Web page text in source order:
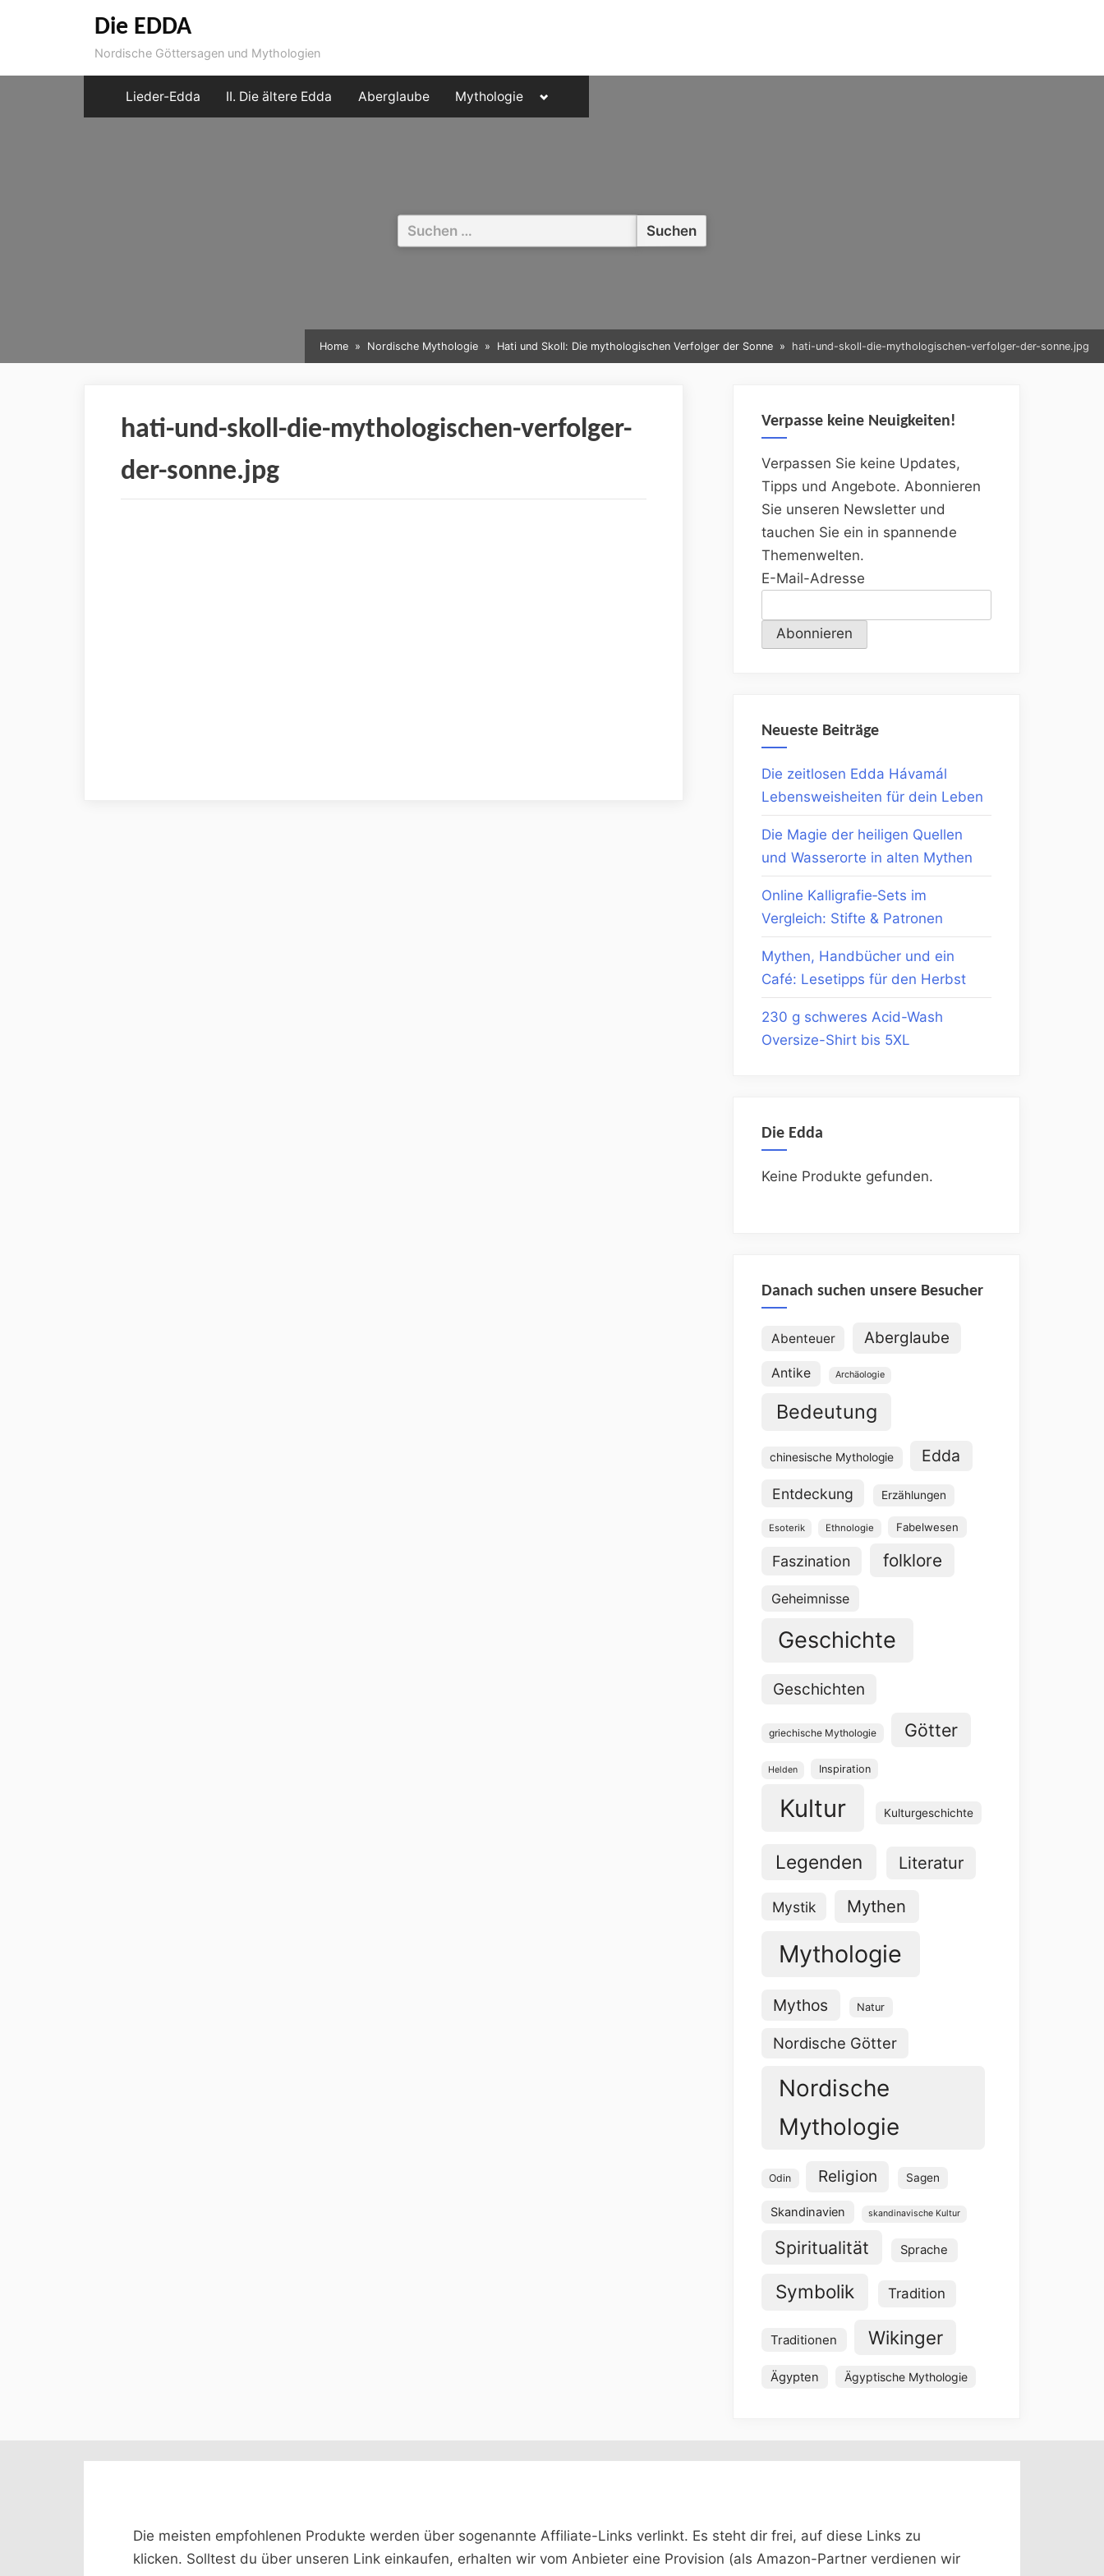
Die EDDA
Nordische Göttersagen und Mythologien
Lieder-Edda II. Die ältere Edda Aberglaube Mythologie
Toggle
menu
Suchen
nach:
Home Nordische Mythologie Hati und Skoll: Die mythologischen Verfolger der Sonne hati-und-skoll-die-mythologischen-verfolger-der-sonne.jpg
hati-und-skoll-die-mythologischen-verfolger-
der-sonne.jpg
Verpasse keine Neuigkeiten!
Verpassen Sie keine Updates,
Tipps und Angebote. Abonnieren
Sie unseren Newsletter und
tauchen Sie ein in spannende
Themenwelten.
E-Mail-Adresse
Neueste Beiträge
Die zeitlosen Edda Hávamál
Lebensweisheiten für dein Leben
Die Magie der heiligen Quellen
und Wasserorte in alten Mythen
Online Kalligrafie‑Sets im
Vergleich: Stifte & Patronen
Mythen, Handbücher und ein
Café: Lesetipps für den Herbst
230 g schweres Acid-Wash
Oversize-Shirt bis 5XL
Die Edda
Keine Produkte gefunden.
Danach suchen unsere Besucher
Abenteuer Aberglaube
Antike Archäologie
Bedeutung
chinesische Mythologie Edda
Entdeckung Erzählungen
Esoterik Ethnologie Fabelwesen
Faszination folklore
Geheimnisse
Geschichte
Geschichten
griechische Mythologie Götter
Helden Inspiration
Kultur Kulturgeschichte
Legenden Literatur
Mystik Mythen
Mythologie
Mythos Natur
Nordische Götter
Nordische
Mythologie
Odin Religion Sagen
Skandinavien skandinavische Kultur
Spiritualität Sprache
Symbolik Tradition
Traditionen Wikinger
Ägypten Ägyptische Mythologie
Die meisten empfohlenen Produkte werden über sogenannte Affiliate-Links verlinkt. Es steht dir frei, auf diese Links zu
klicken. Solltest du über unseren Link einkaufen, erhalten wir vom Anbieter eine Provision (als Amazon-Partner verdienen wir